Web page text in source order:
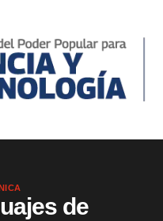
de